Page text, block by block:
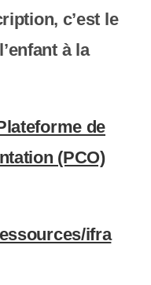
c’est le
à la
de
(PCO)
ifra